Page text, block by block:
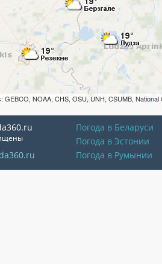
NOAA, CHS, OSU, UNH, CSUMB, National
Погода в Беларуси
Погода в Эстонии
Погода в Румынии